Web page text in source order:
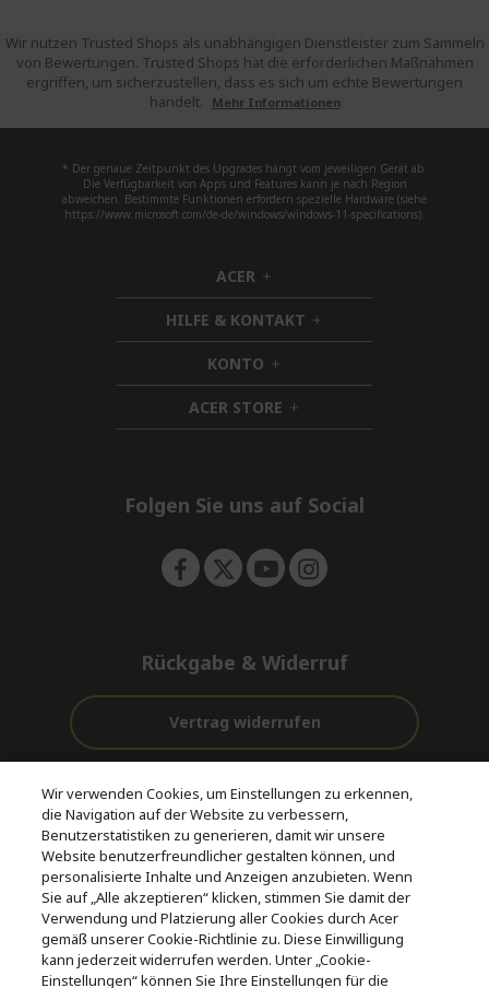
Wir nutzen Trusted Shops als unabhängigen Dienstleister zum Sammeln
von Bewertungen. Trusted Shops hat die erforderlichen Maßnahmen
ergriffen, um sicherzustellen, dass es sich um echte Bewertungen
handelt.
Mehr Informationen
* Der genaue Zeitpunkt des Upgrades hängt vom jeweiligen Gerät ab.
Die Verfügbarkeit von Apps und Features kann je nach Region
abweichen. Bestimmte Funktionen erfordern spezielle Hardware (siehe
https://www.microsoft.com/de-de/windows/windows-11-specifications).
ACER h
i
d
d
e
n
HILFE & KONTAKT h
i
d
n
KONTO h
i
d
d
ACER STORE h
i
e
Folgen Sie uns auf Social
Rückgabe & Widerruf
Vertrag widerrufen
Kostenloser
Versand
vor und nach
dem Kauf
Zahlung
© 2026 Acer Inc.
CPYou BV ist der autorisierte Wiederverkäufer und Händler der
Produkte und Dienstleistungen, die in diesem Shop angeboten
werden.
Wir verwenden Cookies, um Einstellungen zu erkennen,
die Navigation auf der Website zu verbessern,
Benutzerstatistiken zu generieren, damit wir unsere
Website benutzerfreundlicher gestalten können, und
personalisierte Inhalte und Anzeigen anzubieten. Wenn
Sie auf „Alle akzeptieren“ klicken, stimmen Sie damit der
Verwendung und Platzierung aller Cookies durch Acer
gemäß unserer Cookie-Richtlinie zu. Diese Einwilligung
kann jederzeit widerrufen werden. Unter „Cookie-
Einstellungen“ können Sie Ihre Einstellungen für die